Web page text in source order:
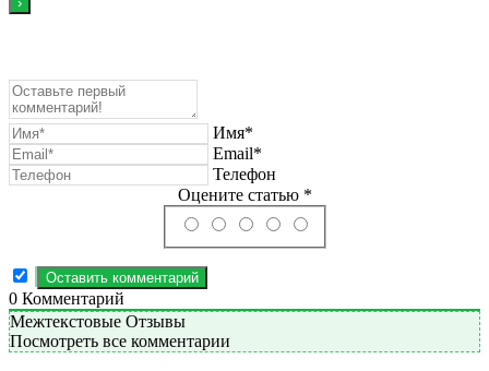
Имя*
Email*
Телефон
Оцените статью *
0 Комментарий
Межтекстовые Отзывы
Посмотреть все комментарии